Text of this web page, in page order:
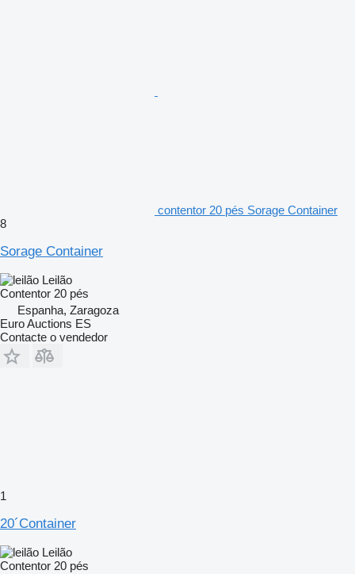
contentor 20 pés Sorage Container
8
Sorage Container
Leilão
Contentor 20 pés
Espanha, Zaragoza
Euro Auctions ES
Contacte o vendedor
1
20´Container
Leilão
Contentor 20 pés